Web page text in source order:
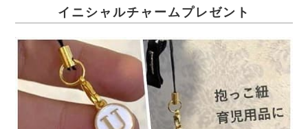
イニシャルチャームプレゼント